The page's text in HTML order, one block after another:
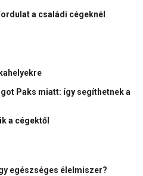
a családi cégeknél
Paks miatt: így segíthetnek a
a cégektől
egészséges élelmiszer?